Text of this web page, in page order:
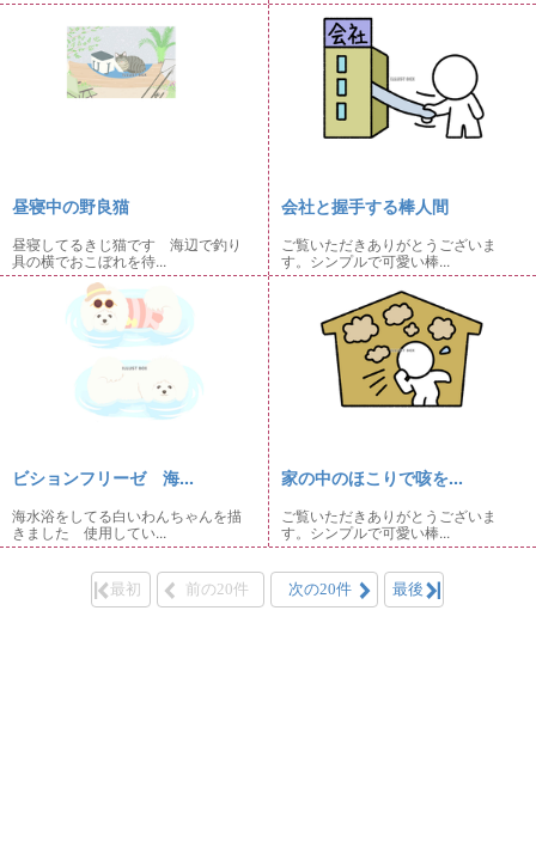
昼寝中の野良猫
昼寝してるきじ猫です 海辺で釣り
具の横でおこぼれを待...
会社と握手する棒人間
ご覧いただきありがとうございま
す。シンプルで可愛い棒...
ビションフリーゼ 海...
海水浴をしてる白いわんちゃんを描
きました 使用してい...
家の中のほこりで咳を...
ご覧いただきありがとうございま
す。シンプルで可愛い棒...
最初 前の20件 次の20件 最後